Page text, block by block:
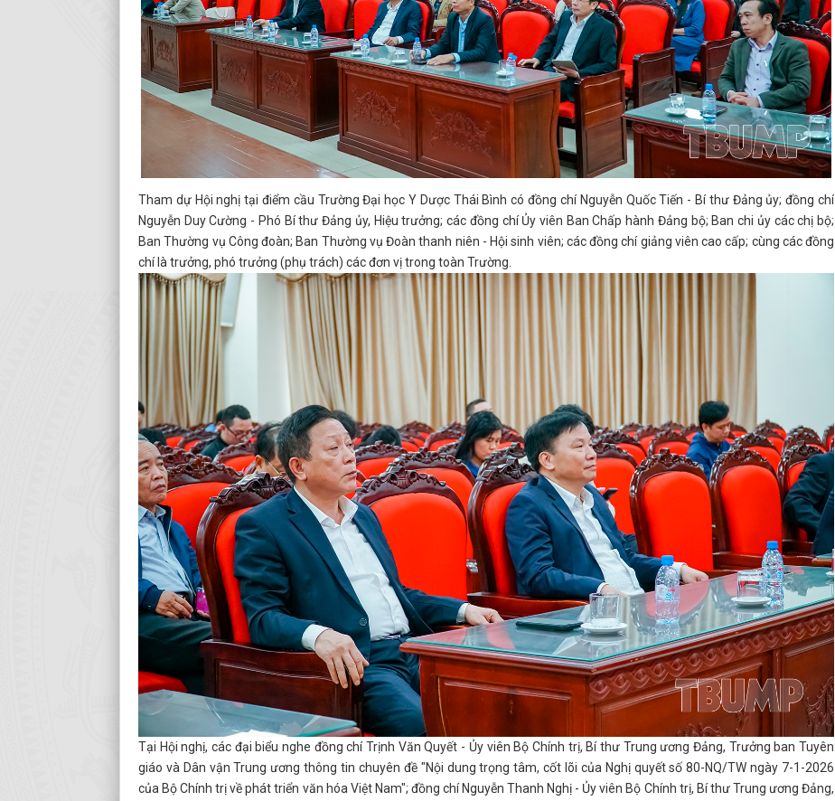
Tham dự Hội nghị tại điểm cầu Trường Đại học Y Dược Thái Bình có đồng chí Nguyễn Quốc Tiến - Bí thư Đảng ủy; đồng chí
Nguyễn Duy Cường - Phó Bí thư Đảng ủy, Hiệu trưởng; các đồng chí Ủy viên Ban Chấp hành Đảng bộ; Ban chi ủy các chị bộ;
Ban Thường vụ Công đoàn; Ban Thường vụ Đoàn thanh niên - Hội sinh viên; các đồng chí giảng viên cao cấp; cùng các đồng
chí là trưởng, phó trưởng (phụ trách) các đơn vị trong toàn Trường.
Tại Hội nghị, các đại biểu nghe đồng chí Trịnh Văn Quyết - Ủy viên Bộ Chính trị, Bí thư Trung ương Đảng, Trưởng ban Tuyên
giáo và Dân vận Trung ương thông tin chuyên đề "Nội dung trọng tâm, cốt lõi của Nghị quyết số 80-NQ/TW ngày 7-1-2026
của Bộ Chính trị về phát triển văn hóa Việt Nam"; đồng chí Nguyễn Thanh Nghị - Ủy viên Bộ Chính trị, Bí thư Trung ương Đảng,